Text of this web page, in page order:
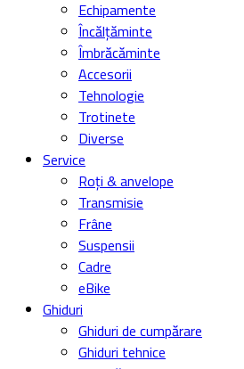
Echipamente
Încălțăminte
Îmbrăcăminte
Accesorii
Tehnologie
Trotinete
Diverse
Service
Roți & anvelope
Transmisie
Frâne
Suspensii
Cadre
eBike
Ghiduri
Ghiduri de cumpărare
Ghiduri tehnice